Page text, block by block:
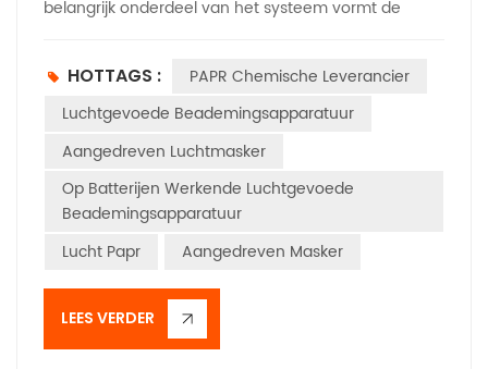
belangrijk onderdeel van het systeem vormt de
beschouwen een veiligheidshelm als een gewone
"helm", maar achter de veiligheidsfuncties ervan
schuilt een reeks strenge testprocessen die bijna
"veeleisend" zijn – elk proces is gerelateerd aan
levensveiligheid en staat geen enkele
onzorgvuldigheid toe. Als essentieel onderdeel van
de kernfuncties van een veiligheidshelm is de
primaire taak van een veiligheidshelm het weerstaan
​​van externe impact en penetratie. De stabiliteit van
de prestaties in omgevingen met hoge en lage
temperaturen is een lakmoesproef voor de kwaliteit
HOTTAGS :
PAPR Chemische Leverancier
Luchtgevoede Beademingsapparatuur
Aangedreven Luchtmasker
Op Batterijen Werkende Luchtgevoede
Beademingsapparatuur
Lucht Papr
Aangedreven Masker
LEES VERDER